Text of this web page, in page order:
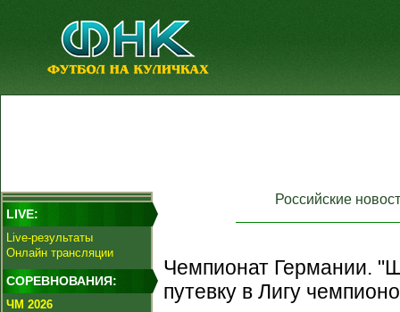
LIVE:
Live-результаты
Онлайн трансляции
СОРЕВНОВАНИЯ:
ЧМ 2026
Российские
Чемпионат Германии.
путевку в Лигу